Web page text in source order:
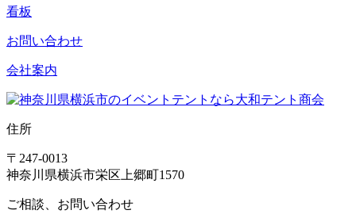
看板
お問い合わせ
会社案内
住所
〒247-0013
神奈川県横浜市栄区上郷町1570
ご相談、お問い合わせ